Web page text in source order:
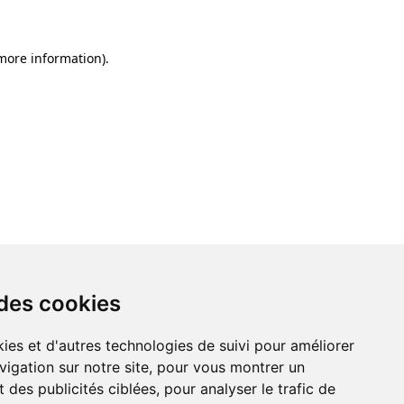
cookies
et d'autres technologies de suivi pour améliorer
sur notre site, pour vous montrer un
des publicités ciblées, pour analyser le trafic de
information).